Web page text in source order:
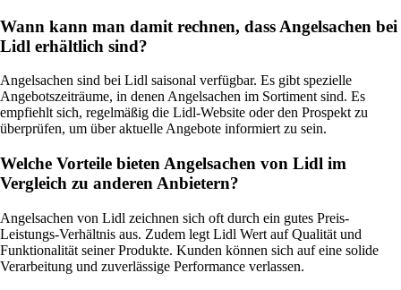
Wann kann man damit rechnen, dass Angelsachen bei
Lidl erhältlich sind?
Angelsachen sind bei Lidl saisonal verfügbar. Es gibt spezielle
Angebotszeiträume, in denen Angelsachen im Sortiment sind. Es
empfiehlt sich, regelmäßig die Lidl-Website oder den Prospekt zu
überprüfen, um über aktuelle Angebote informiert zu sein.
Welche Vorteile bieten Angelsachen von Lidl im
Vergleich zu anderen Anbietern?
Angelsachen von Lidl zeichnen sich oft durch ein gutes Preis-
Leistungs-Verhältnis aus. Zudem legt Lidl Wert auf Qualität und
Funktionalität seiner Produkte. Kunden können sich auf eine solide
Verarbeitung und zuverlässige Performance verlassen.